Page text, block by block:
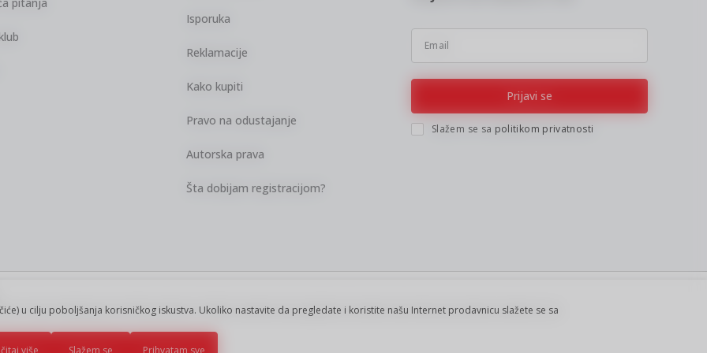
Isporuka
Reklamacije
Kako kupiti
Pravo na odustajanje
Autorska prava
Šta dobijam registracijom?
Email
Prijavi se
Slažem se sa politikom privatnosti
slika i samih cena, ali ne možemo
artikli prikazani na sajtu su deo naše
u cilju poboljšanja korisničkog iskustva. Ukoliko nastavite da pregledate i koristite našu Internet prodavnicu slažete se sa
više Slažem se Prihvatam sve